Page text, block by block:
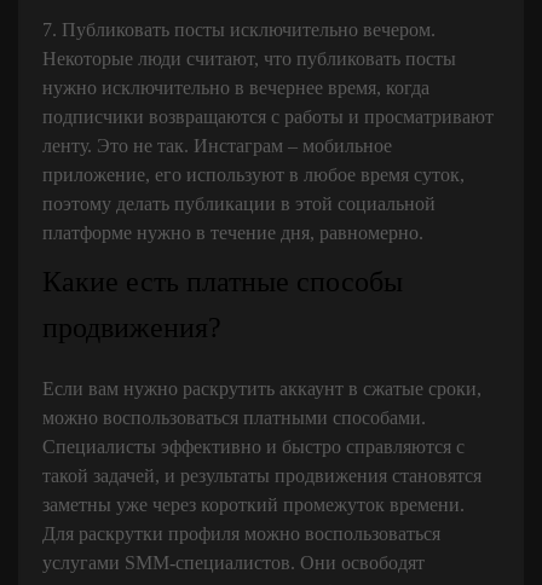
7. Публиковать посты исключительно вечером.
Некоторые люди считают, что публиковать посты
нужно исключительно в вечернее время, когда
подписчики возвращаются с работы и просматривают
ленту. Это не так. Инстаграм – мобильное
приложение, его используют в любое время суток,
поэтому делать публикации в этой социальной
платформе нужно в течение дня, равномерно.
Какие есть платные способы
продвижения?
Если вам нужно раскрутить аккаунт в сжатые сроки,
можно воспользоваться платными способами.
Специалисты эффективно и быстро справляются с
такой задачей, и результаты продвижения становятся
заметны уже через короткий промежуток времени.
Для раскрутки профиля можно воспользоваться
услугами SMM-специалистов. Они освободят